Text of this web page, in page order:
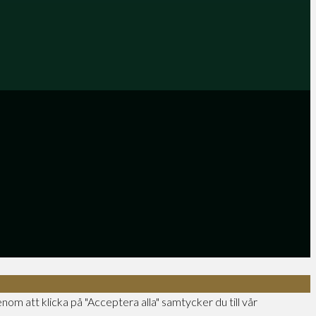
att klicka på "Acceptera alla" samtycker du till vår